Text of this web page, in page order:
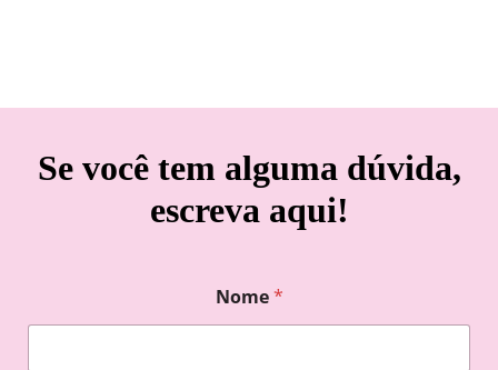
Se você tem alguma dúvida,
escreva aqui!
Nome*